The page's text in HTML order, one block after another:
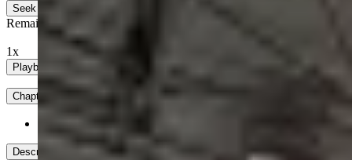
Seek to live, currently behind live
Remaining Time
1x
Playback Rate
Chapters
Chapters
Descriptions